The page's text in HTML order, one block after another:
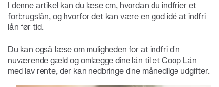
I denne artikel kan du læse om, hvordan du indfrier et
forbrugslån, og hvorfor det kan være en god idé at indfri
lån før tid.
Du kan også læse om muligheden for at indfri din
nuværende gæld og omlægge dine lån til et Coop Lån
med lav rente, der kan nedbringe dine månedlige udgifter.